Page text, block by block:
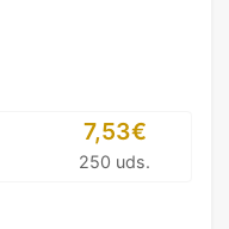
7,53€
250 uds.